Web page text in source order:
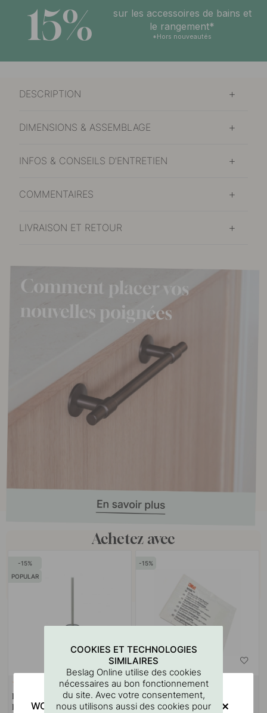
15%
sur les accessoires de bains et
le rangement*
*Hors nouveautés
DESCRIPTION
DIMENSIONS & ASSEMBLAGE
INFOS & CONSEILS D'ENTRETIEN
COMMENTAIRES
LIVRAISON ET RETOUR
Achetez avec
15
POPULAR
RUBAN 3M
Brosse Toilette Solid - Acier
Inoxydable Brossé
15
114
Lingette Nettoyante Pour
Surfaces 3M
COOKIES ET TECHNOLOGIES
SIMILAIRES
Beslag Online utilise des cookies
nécessaires au bon fonctionnement
du site. Avec votre consentement,
nous utilisons aussi des cookies pour
WOULD YOU RATHER VISIT?